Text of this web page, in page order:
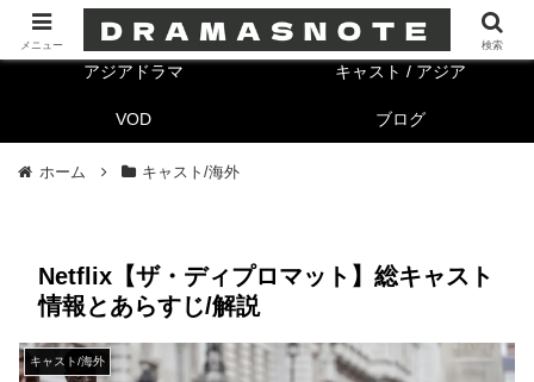
海外ドラマ キャスト/海外
アジアドラマ キャスト / アジア
VOD ブログ
ホーム キャスト/海外
Netflix【ザ・ディプロマット】総キャスト
情報とあらすじ/解説
キャスト/海外
メニュー 検索